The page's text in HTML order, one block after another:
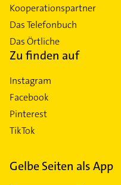
Kooperationspartner
Das Telefonbuch
Das Örtliche
Zu finden auf
Instagram
Facebook
Pinterest
TikTok
Gelbe Seiten als App